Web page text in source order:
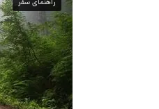
راهنمای سفر